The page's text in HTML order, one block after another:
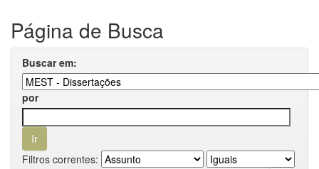
Página de Busca
Buscar em:
por
Filtros correntes: